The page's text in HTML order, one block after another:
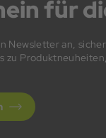
für
Newsletter an,
zu